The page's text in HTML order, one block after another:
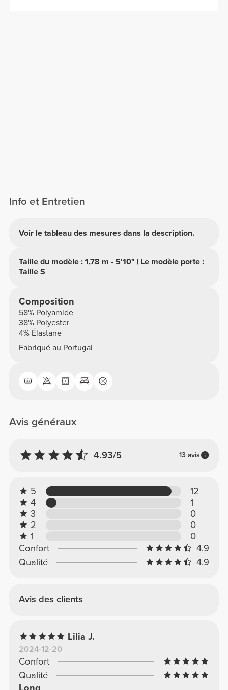
Info et Entretien
Voir le tableau des mesures dans la description.
Taille du modèle : 1,78 m - 5'10" | Le modèle porte :
Taille S
Composition
58% Polyamide
38% Polyester
4% Élastane
Fabriqué au Portugal
Avis généraux
4.93/5 13 avis
5
12
4
1
3
0
2
0
1
0
Confort
4.9
Qualité
4.9
Avis des clients
Lilia J.
2024-12-20
Confort
Qualité